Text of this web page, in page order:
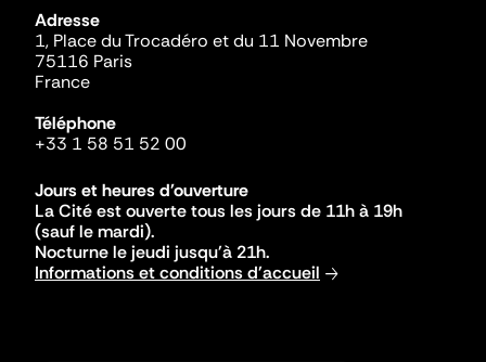
Adresse
1, Place du Trocadéro et du 11 Novembre
75116 Paris
France
Téléphone
+33 1 58 51 52 00
Jours et heures d'ouverture
La Cité est ouverte tous les jours de 11h à 19h
(sauf le mardi).
Nocturne le jeudi jusqu'à 21h.
Informations et conditions d'accueil